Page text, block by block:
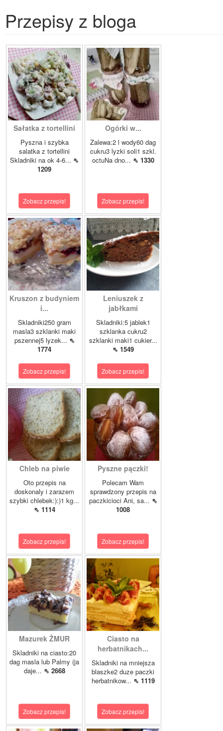
Przepisy z bloga
Sałatka z tortellini
Pyszna i szybka
salatka z tortellini
Skladniki na ok 4-6... ⇖
1209
Zobacz przepis!
Ogórki w...
Zalewa:2 l wody60 dag
cukru3 lyzki soli1 szkl.
octuNa dno... ⇖ 1330
Zobacz przepis!
Kruszon z budyniem
i...
Skladniki250 gram
masla3 szklanki maki
pszennej5 lyzek... ⇖
1774
Zobacz przepis!
Leniuszek z
jabłkami
Skladniki:5 jablek1
szklanka cukru2
szklanki maki1 cukier...
⇖ 1549
Zobacz przepis!
Chleb na piwie
Oto przepis na
doskonaly i zarazem
szybki chlebek:):)1 kg...
⇖ 1114
Zobacz przepis!
Pyszne pączki!
Polecam Wam
sprawdzony przepis na
paczkicioci Ani, sa... ⇖
1008
Zobacz przepis!
Mazurek ŻMUR
Skladniki na ciasto:20
dag masla lub Palmy (ja
daje... ⇖ 2668
Zobacz przepis!
Ciasto na
herbatnikach...
Skladniki na mniejsza
blaszke2 duze paczki
herbatnikow... ⇖ 1119
Zobacz przepis!